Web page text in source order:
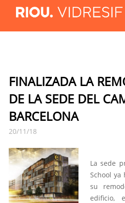
FINALIZADA LA
DE LA SEDE DEL
BARCELONA
20/11/18
La sede
School ya
su
edificio,